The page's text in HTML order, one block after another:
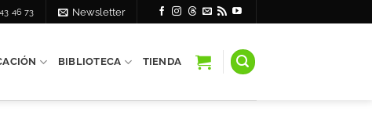
46 73 Newsletter
BIBLIOTECA TIENDA